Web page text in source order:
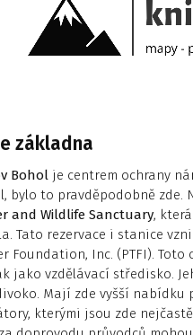
základna
Bohol je centrem ochrany
bylo to pravděpodobně zde.
and Wildlife Sanctuary,
Tato rezervace i stanice
Foundation, Inc. (PTFI).
jako vzdělávací středisko.
Mají zde vyšší nabídku
kterými jsou zde